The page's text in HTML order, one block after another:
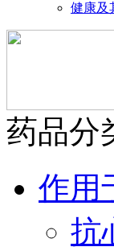
健康及
药品分
作用
抗